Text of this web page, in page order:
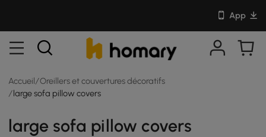
App
Accueil/Oreillers et couvertures décoratifs
/ large sofa pillow covers
large sofa pillow covers